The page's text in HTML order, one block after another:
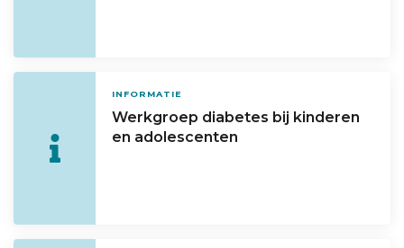
INFORMATIE
Werkgroep diabetes bij kinderen
en adolescenten